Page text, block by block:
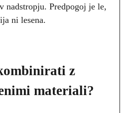
Predpogoj je le,
ni lesena.
z
materiali?